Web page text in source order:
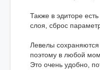
Также в эдиторе
слоя, сброс
Левелы
поэтому в любой
Это очень удобно,